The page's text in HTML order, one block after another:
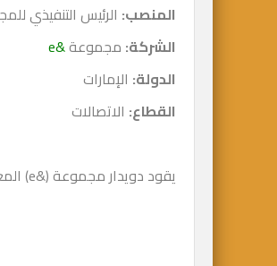
المنصب: الرئيس التنفيذي
الشركة: مجموعة&e
الدولة: الإمارات
القطاع: الاتصالات
يقود دويدار مجموعة (&e) المعروفة سابقًا باسم مجموعة اتصالات، منذ عام 2020.